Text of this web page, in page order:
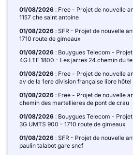
01/08/2026 : Free - Projet de nouvelle
1157 che saint antoine
01/08/2026 : SFR - Projet de nouvelle
1710 route de gimeaux
01/08/2026 : Bouygues Telecom -
4G LTE 1800 - Les jarres 24 chemin du
01/08/2026 : Free - Projet de nouvelle
av de la 1ere division française libre
01/08/2026 : Free - Projet de nouvelle
chemin des martellieres de pont de crau
01/08/2026 : Bouygues Telecom -
3G UMTS 900 - 1710 route de gimeaux
01/08/2026 : SFR - Projet de nouvelle
paulin talabot gare sncf